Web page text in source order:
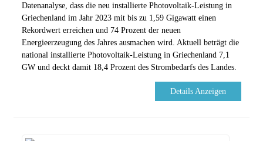
Datenanalyse, dass die neu installierte Photovoltaik-Leistung in
Griechenland im Jahr 2023 mit bis zu 1,59 Gigawatt einen
Rekordwert erreichen und 74 Prozent der neuen
Energieerzeugung des Jahres ausmachen wird. Aktuell beträgt die
national installierte Photovoltaik-Leistung in Griechenland 7,1
GW und deckt damit 18,4 Prozent des Strombedarfs des Landes.
Details Anzeigen